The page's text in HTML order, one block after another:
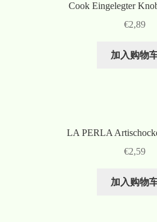
Cook Eingelegter
€2,89
加入购物
LA PERLA
€2,59
加入购物